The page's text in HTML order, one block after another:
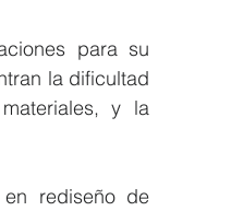
para su
la dificultad
y la
en rediseño de